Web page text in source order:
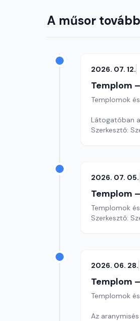
A műsor
2026. 07. 12.
Templom
Templomok
Látogatóban
Szerkesztő:
2026. 07. 05.
Templom
Templomok
Szerkesztő:
2026. 06. 28.
Templom
Templomok
Az